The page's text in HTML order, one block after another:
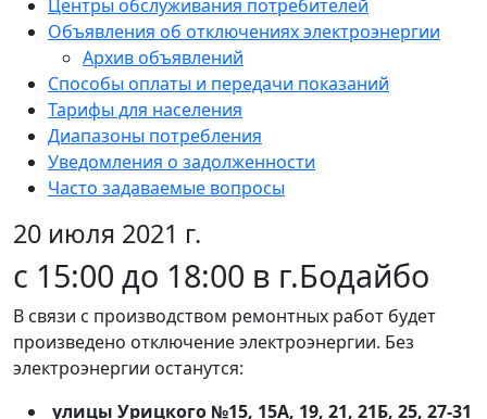
Центры обслуживания потребителей
Объявления об отключениях электроэнергии
Архив объявлений
Способы оплаты и передачи показаний
Тарифы для населения
Диапазоны потребления
Уведомления о задолженности
Часто задаваемые вопросы
20 июля 2021 г.
с 15:00 до 18:00 в г.Бодайбо
В связи с производством ремонтных работ будет
произведено отключение электроэнергии. Без
электроэнергии останутся:
улицы Урицкого №15, 15А, 19, 21, 21Б, 25, 27-31